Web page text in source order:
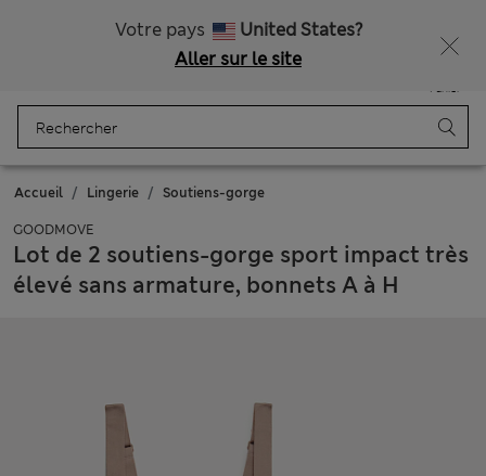
Votre pays
United States?
Aller sur le site
Panier
Accueil Lingerie Soutiens-gorge
GOODMOVE
Lot de 2 soutiens-gorge sport impact très
élevé sans armature, bonnets A à H